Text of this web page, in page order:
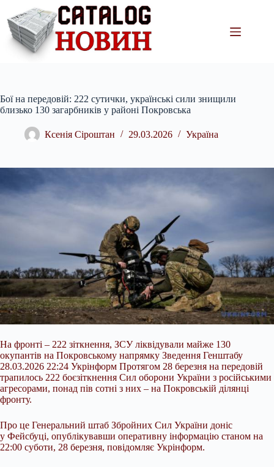
вмісту
Бої на передовій: 222 сутички, українські сили знищили
близько 130 загарбників у районі Покровська
Ксенія Сіроштан 29.03.2026 Україна
На фронті – 222 зіткнення, ЗСУ ліквідували майже 130
окупантів на Покровському напрямку Зведення Генштабу
28.03.2026 22:24 Укрінформ Протягом 28 березня на передовій
трапилось 222 боєзіткнення Сил оборони України з російськими
агресорами, понад пів сотні з них – на Покровській ділянці
фронту.
Про це Генеральний штаб Збройних Сил України доніс
у Фейсбуці, опублікувавши оперативну інформацію станом на
22:00 суботи, 28 березня, повідомляє Укрінформ.